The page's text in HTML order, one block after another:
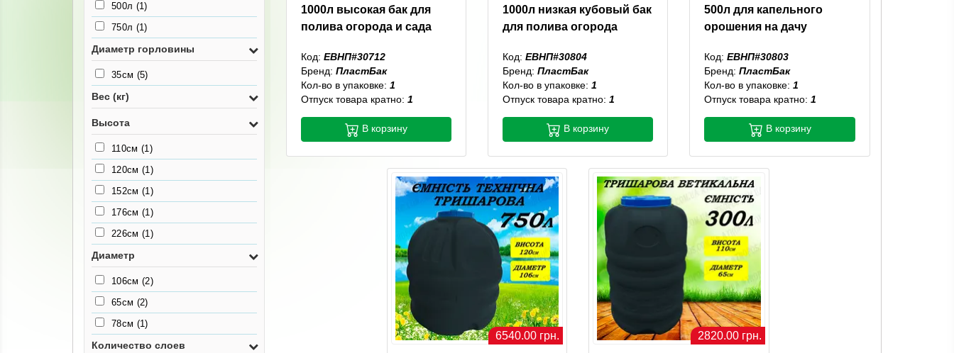
500л (1)
750л (1)
Диаметр горловины
35см (5)
Вес (кг)
Высота
110см (1)
120см (1)
152см (1)
176см (1)
226см (1)
Диаметр
106см (2)
65см (2)
78см (1)
Количество слоев
1000л высокая бак для
полива огорода и сада
Код: ЕВНП#30712
Бренд: ПластБак
Кол-во в упаковке: 1
Отпуск товара кратно: 1
В корзину
1000л низкая кубовый бак
для полива огорода
Код: ЕВНП#30804
Бренд: ПластБак
Кол-во в упаковке: 1
Отпуск товара кратно: 1
В корзину
500л для капельного
орошения на дачу
Код:ЕВНП#30803
Бренд:ПластБак
Кол-во в упаковке:1
Отпуск товара кратно:1
В корзину
6540.00 грн. 2820.00 грн.